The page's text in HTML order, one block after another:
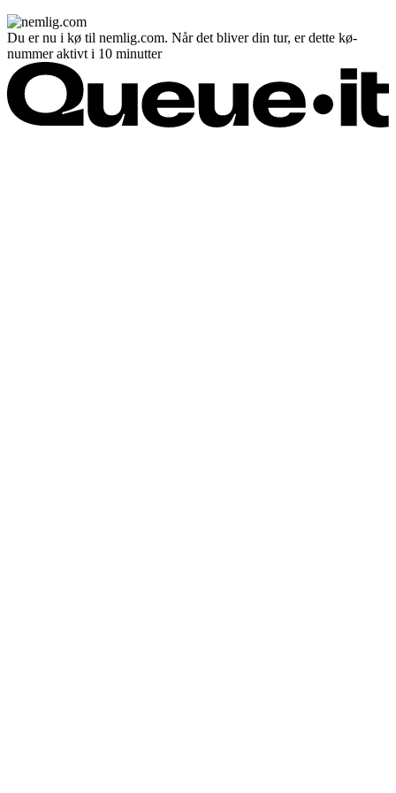
Du er nu i kø til nemlig.com. Når det bliver din tur, er dette kø-
nummer aktivt i 10 minutter